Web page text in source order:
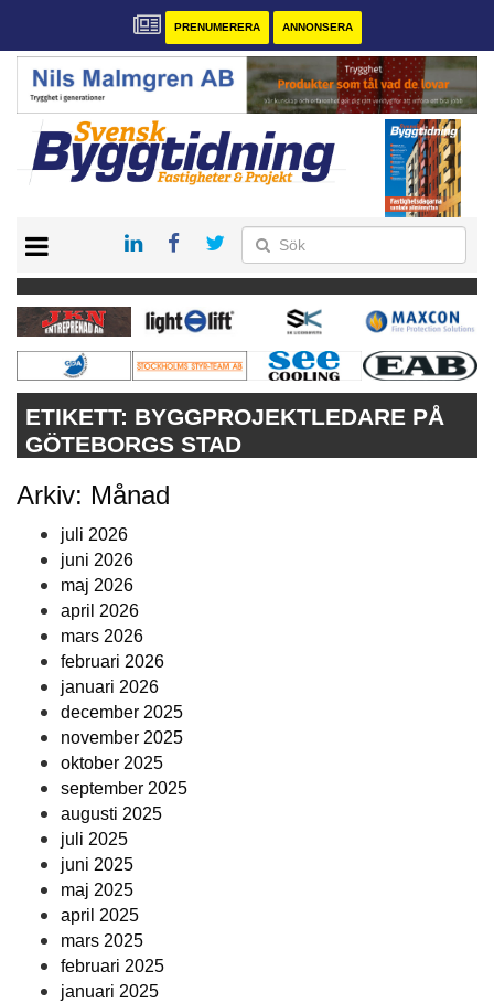
PRENUMERERA ANNONSERA
PRENUMERERA
VÅRA ANDRA MAGASIN
ANNONSERA
KONTAKT
ETIKETT: BYGGPROJEKTLEDARE PÅ
GÖTEBORGS STAD
Arkiv: Månad
juli 2026
juni 2026
maj 2026
april 2026
mars 2026
februari 2026
januari 2026
december 2025
november 2025
oktober 2025
september 2025
augusti 2025
juli 2025
juni 2025
maj 2025
april 2025
mars 2025
februari 2025
januari 2025